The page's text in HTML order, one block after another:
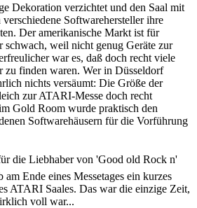
Dekoration verzichtet und den Saal mit
Softwarehersteller ihre
Der amerikanische Markt ist für
weil nicht genug Geräte zur
war es, daß doch recht viele
zu finden waren. Wer in Düsseldorf
nichts versäumt: Die Größe der
zur ATARI-Messe doch recht
Gold Room wurde praktisch den
Softwarehäusern für die Vorführung
die Liebhaber von 'Good old Rock n'
Ende eines Messetages ein kurzes
ATARI Saales. Das war die einzige Zeit,
voll war...